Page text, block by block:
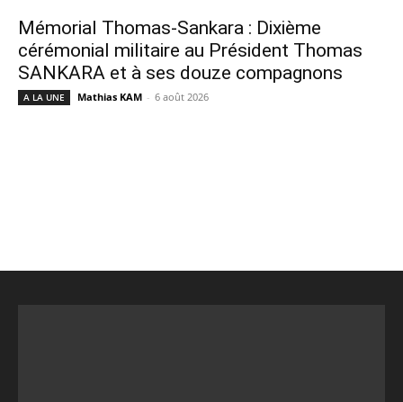
Mémorial Thomas-Sankara : Dixième
cérémonial militaire au Président Thomas
SANKARA et à ses douze compagnons
A LA UNE Mathias KAM - 6 août 2026